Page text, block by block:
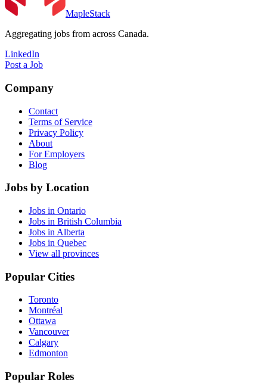
MapleStack
Aggregating jobs from across Canada.
LinkedIn
Post a Job
Company
Contact
Terms of Service
Privacy Policy
About
For Employers
Blog
Jobs by Location
Jobs in Ontario
Jobs in British Columbia
Jobs in Alberta
Jobs in Quebec
View all provinces
Popular Cities
Toronto
Montréal
Ottawa
Vancouver
Calgary
Edmonton
Popular Roles